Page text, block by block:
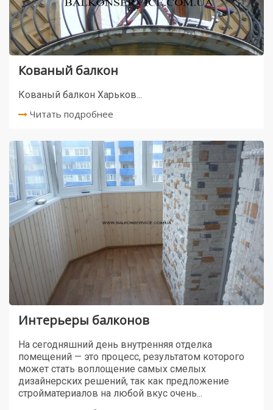
Кованый балкон
Кованый балкон Харьков...
Читать подробнее
Интерьеры балконов
На сегодняшний день внутренняя отделка
помещений — это процесс, результатом которого
может стать воплощение самых смелых
дизайнерских решений, так как предложение
стройматериалов на любой вкус очень...